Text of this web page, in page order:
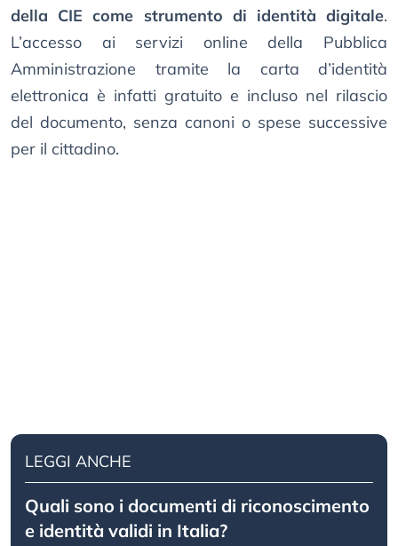
della CIE come strumento di identità digitale.
L’accesso ai servizi online della Pubblica
Amministrazione tramite la carta d’identità
elettronica è infatti gratuito e incluso nel rilascio
del documento, senza canoni o spese successive
per il cittadino.
LEGGI ANCHE
Quali sono i documenti di riconoscimento
e identità validi in Italia?